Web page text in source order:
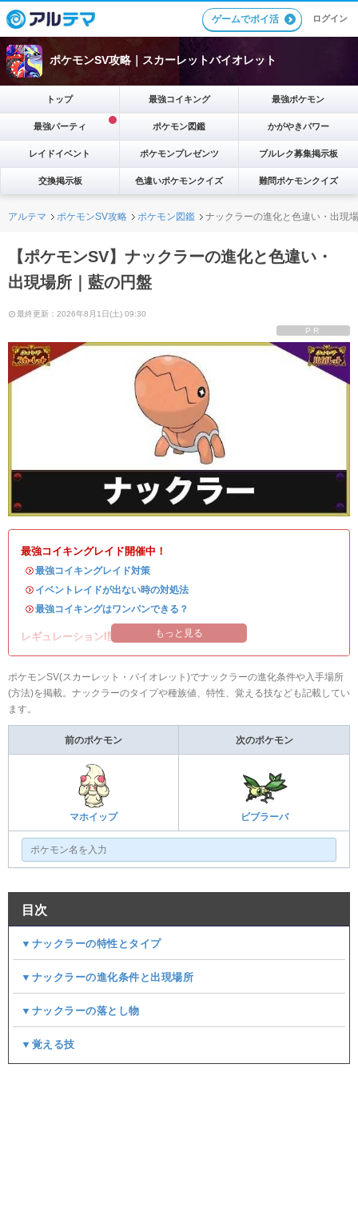
ゲームでポイ活 ログイン
ポケモンSV攻略｜スカーレットバイオレット
トップ 最強コイキング 最強ポケモン
最強パーティ ポケモン図鑑 かがやきパワー
レイドイベント ポケモンプレゼンツ ブルレク募集掲示板
交換掲示板 色違いポケモンクイズ 難問ポケモンクイズ
アルテマ ポケモンSV攻略 ポケモン図鑑 ナックラーの進化と色違い・出現
【ポケモンSV】ナックラーの進化と色違い・
出現場所｜藍の円盤
最終更新：2026年8月1日(土) 09:30
PR
最強コイキングレイド開催中！
・最強コイキングレイド対策
・ イベントレイドが出ない時の対処法
・最強コイキングはワンパンできる？
レギュレーションI開催中！ もっと見る
ポケモンSV(スカーレット・バイオレット)でナックラーの進化条件や入手場所
(方法)を掲載。ナックラーのタイプや種族値、特性、覚える技なども記載してい
ます。
前のポケモン 次のポケモン
マホイップ ビブラーバ
目次
▼ナックラーの特性とタイプ
▼ナックラーの進化条件と出現場所
▼ナックラーの落とし物
▼覚える技